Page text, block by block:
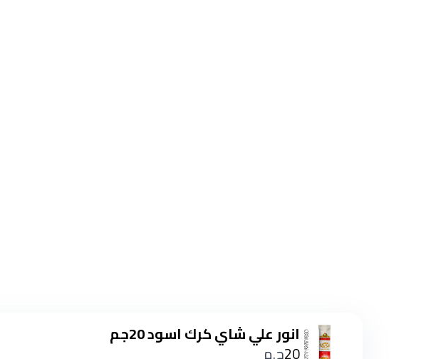
انور علي شاي كرك اسود 20جم
20ج.م